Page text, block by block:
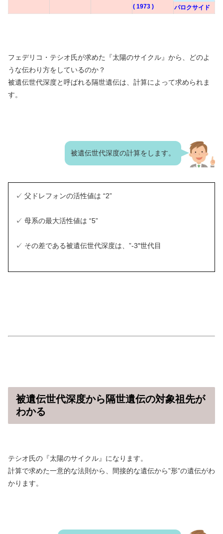
( 1973 )
パロクサイド
フェデリコ・テシオ氏が求めた『太陽のサイクル』から、どのよ
うな伝わり方をしているのか？
被遺伝世代深度と呼ばれる隔世遺伝は、計算によって求められま
す。
被遺伝世代深度の計算をします。
✓ 父ドレフォンの活性値は “2”
✓ 母系の最大活性値は “5”
✓ その差である被遺伝世代深度は、”-3″世代目
被遺伝世代深度から隔世遺伝の対象祖先が
わかる
テシオ氏の『太陽のサイクル』になります。
計算で求めた一意的な法則から、間接的な遺伝から”形”の遺伝がわ
かります。